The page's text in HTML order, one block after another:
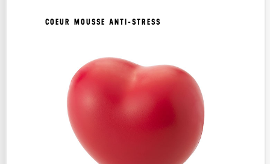
COEUR MOUSSE ANTI-STRESS